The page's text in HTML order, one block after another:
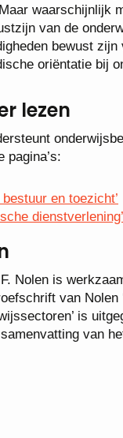
waarschijnlijk
van de
bewust
oriëntatie bij
lezen
pagina’s:
bestuur en toezicht’
dienstverlening’
Nolen is
van
is
van